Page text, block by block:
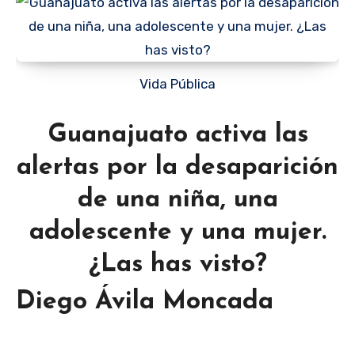
Vida Pública
Guanajuato activa las
alertas por la desaparición
de una niña, una
adolescente y una mujer.
¿Las has visto?
Diego Ávila Moncada